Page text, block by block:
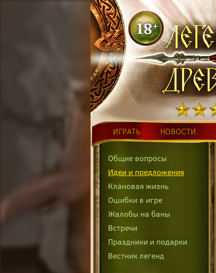
ИГРАТЬ НОВОСТИ
Общие вопросы
Идеи и предложения
Клановая жизнь
Ошибки в игре
Жалобы на баны
Встречи
Праздники и подарки
Вестник легенд